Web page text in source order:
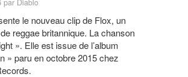
le nouveau clip de Flox, un
reggae britannique. La chanson
». Elle est issue de l’album
» paru en octobre 2015 chez